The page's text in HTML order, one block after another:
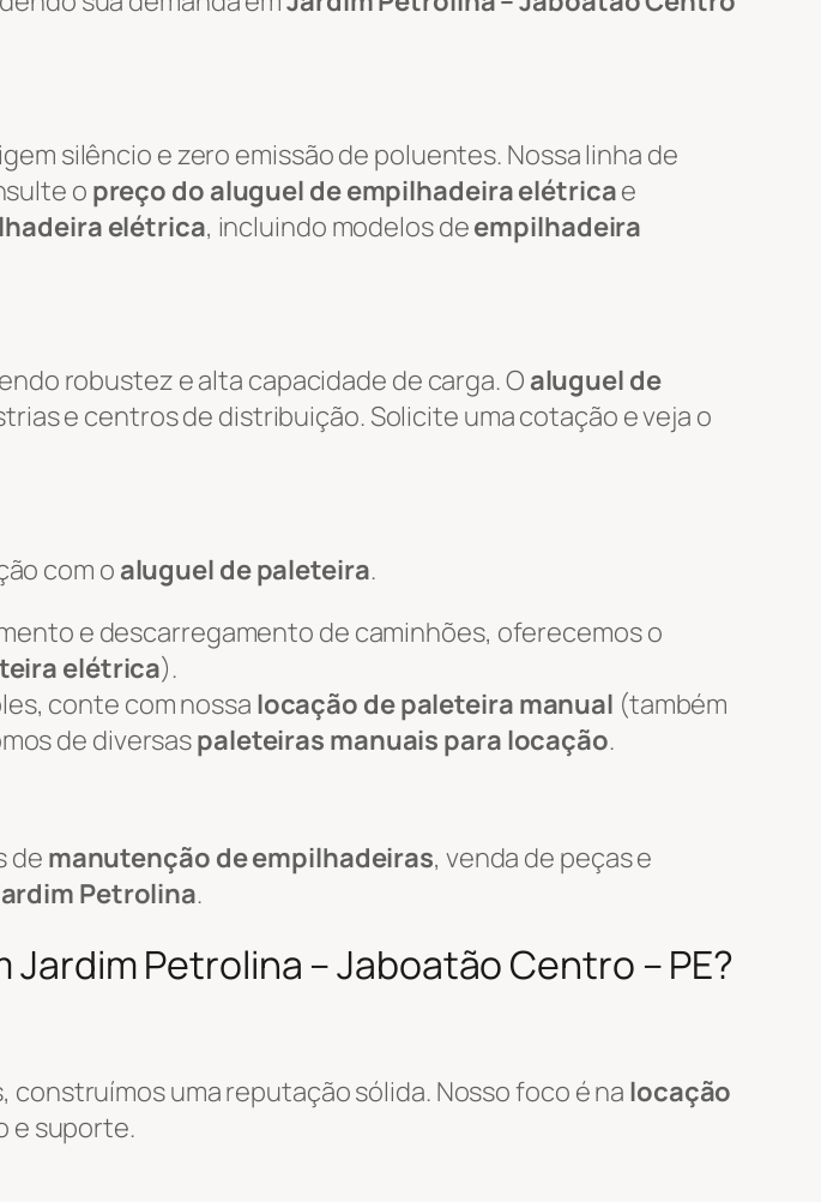
silêncio e zero emissão de poluentes. Nossa linha de
opreço do aluguel de empilhadeira elétricae
elétrica, incluindo modelos deempilhadeira
robustez e alta capacidade de carga. O aluguel de
e centros de distribuição. Solicite uma cotação e veja o
com o aluguel de paleteira.
e descarregamento de caminhões, oferecemos o
elétrica).
conte com nossa locação de paleteira manual (também
de diversaspaleteiras manuais para locação.
de manutenção de empilhadeiras, venda de peças e
Petrolina.
Petrolina – Jaboatão Centro – PE?
construímos uma reputação sólida. Nosso foco é na locação
e suporte.